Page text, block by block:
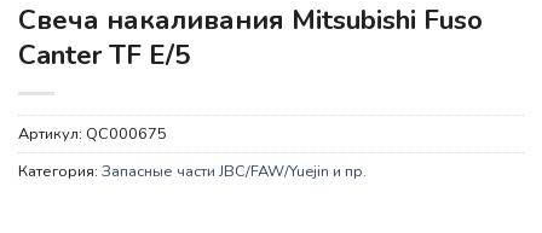
Свеча накаливания Mitsubishi Fuso
Canter TF E/5
Артикул: QC000675
Категория: Запасные части JBC/FAW/Yuejin и пр.